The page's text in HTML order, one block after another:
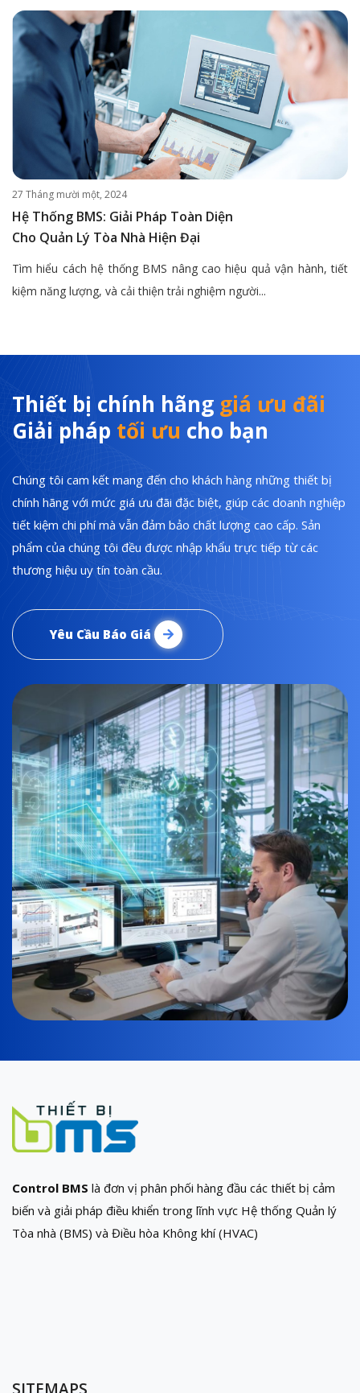
27 Tháng mười một, 2024
Hệ Thống BMS: Giải Pháp Toàn Diện
Cho Quản Lý Tòa Nhà Hiện Đại
Tìm hiểu cách hệ thống BMS nâng cao hiệu quả vận hành, tiết
kiệm năng lượng, và cải thiện trải nghiệm người...
Thiết bị chính hãng giá ưu đãi
Giải pháp tối ưu cho bạn
Chúng tôi cam kết mang đến cho khách hàng những thiết bị
chính hãng với mức giá ưu đãi đặc biệt, giúp các doanh nghiệp
tiết kiệm chi phí mà vẫn đảm bảo chất lượng cao cấp. Sản
phẩm của chúng tôi đều được nhập khẩu trực tiếp từ các
thương hiệu uy tín toàn cầu.
Yêu Cầu Báo Giá
Control BMS là đơn vị phân phối hàng đầu các thiết bị cảm
biến và giải pháp điều khiển trong lĩnh vực Hệ thống Quản lý
Tòa nhà (BMS) và Điều hòa Không khí (HVAC)